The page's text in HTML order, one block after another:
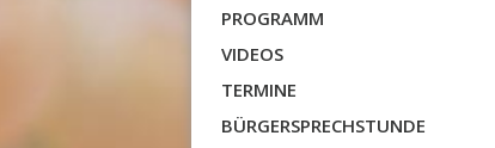
PROGRAMM
VIDEOS
TERMINE
BÜRGERSPRECHSTUNDE